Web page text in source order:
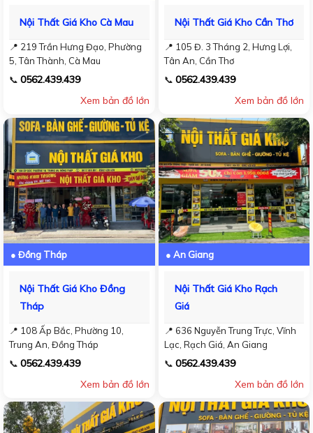
Nội Thất Giá Kho Cà Mau
📍 219 Trần Hưng Đạo, Phường
5, Tân Thành, Cà Mau
📞 0562.439.439
Xem bản đồ lớn
Nội Thất Giá Kho Cần Thơ
📍 105 Đ. 3 Tháng 2, Hưng Lợi,
Tân An, Cần Thơ
📞 0562.439.439
Xem bản đồ lớn
● Đồng Tháp
Nội Thất Giá Kho Đồng
Tháp
📍 108 Ấp Bắc, Phường 10,
Trung An, Đồng Tháp
📞 0562.439.439
Xem bản đồ lớn
● An Giang
Nội Thất Giá Kho Rạch
Giá
📍 636 Nguyễn Trung Trực, Vĩnh
Lạc, Rạch Giá, An Giang
📞 0562.439.439
Xem bản đồ lớn